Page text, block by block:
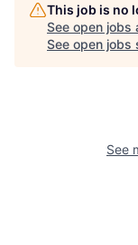
This job is no
See open jobs
See open jobs
See